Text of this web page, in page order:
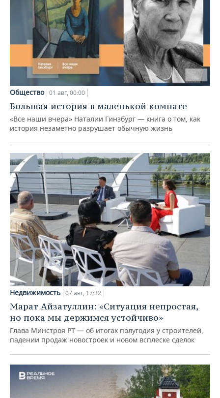
Общество 01 авг, 00:00
Большая история в маленькой комнате
«Все наши вчера» Наталии Гинзбург — книга о том, как
история незаметно разрушает обычную жизнь
Недвижимость 07 авг, 17:32
Марат Айзатуллин: «Ситуация непростая,
но пока мы держимся устойчиво»
Глава Минстроя РТ — об итогах полугодия у строителей,
падении продаж новостроек и новом всплеске сделок